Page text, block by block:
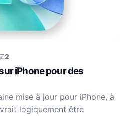
2
iPhone pour des
mise à jour pour iPhone, à
logiquement être